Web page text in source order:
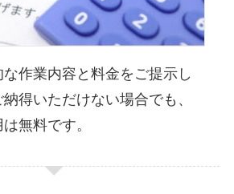
作業内容と料金をご提示し
得いただけない場合でも、
無料です。